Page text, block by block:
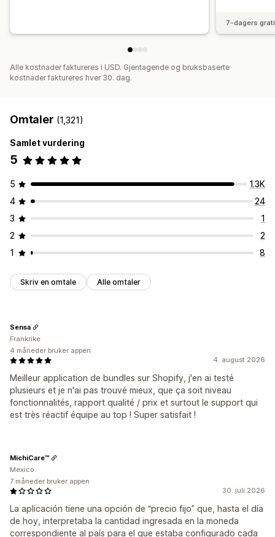
7-dagers
Alle kostnader faktureres i USD. Gjentagende og bruksbaserte
kostnader faktureres hver 30. dag.
Omtaler (1,321)
Samlet vurdering
5
5
1.3K
4
24
3
1
2
2
1
8
Skriv en omtale Alle omtaler
4. august 2026
Meilleur application de bundles sur Shopify, j'en ai testé
plusieurs et je n'ai pas trouvé mieux, que ça soit niveau
fonctionnalités, rapport qualité / prix et surtout le support qui
est très réactif équipe au top ! Super satisfait !
Sensa
Frankrike
4 måneder bruker appen
30. juli 2026
La aplicación tiene una opción de “precio fijo” que, hasta el día
de hoy, interpretaba la cantidad ingresada en la moneda
correspondiente al país para el que estaba configurado cada
MichiCare™
Mexico
7 måneder bruker appen